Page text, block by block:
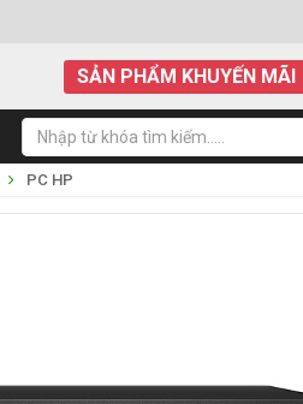
SẢN PHẨM KHUYẾN MÃI
PC HP